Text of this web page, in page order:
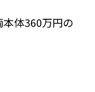
体360万円の